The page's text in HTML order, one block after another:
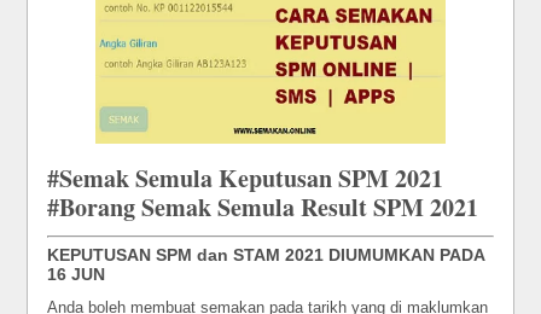
#Semak Semula Keputusan SPM 2021
#Borang Semak Semula Result SPM 2021
KEPUTUSAN SPM dan STAM 2021 DIUMUMKAN PADA
16 JUN
Anda boleh membuat semakan pada tarikh yang di maklumkan